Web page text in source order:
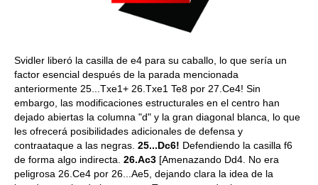
Svidler liberó la casilla de e4 para su caballo, lo que sería un
factor esencial después de la parada mencionada
anteriormente 25...Txe1+ 26.Txe1 Te8 por 27.Ce4! Sin
embargo, las modificaciones estructurales en el centro han
dejado abiertas la columna "d" y la gran diagonal blanca, lo que
les ofrecerá posibilidades adicionales de defensa y
contraataque a las negras. 25...Dc6! Defendiendo la casilla f6
de forma algo indirecta. 26.Ac3 [Amenazando Dd4. No era
peligrosa 26.Ce4 por 26...Ae5, dejando clara la idea de la